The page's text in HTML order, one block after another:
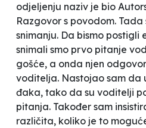
odjeljenju naziv je bio
Razgovor s povodom.
snimanju. Da bismo
snimali smo prvo pitanje
gošće, a onda njen
voditelja. Nastojao sam da
đaka, tako da su voditelji
pitanja. Također sam
različita, koliko je to